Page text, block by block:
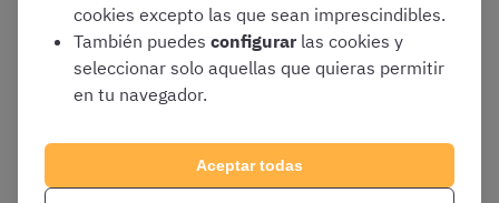
Su importe concreto dependerá, por tanto, del tipo de
puesto de Celador que desempeñéis y de vuestra
cookies excepto las que sean imprescindibles.
También puedes configurar las cookies y
seleccionar solo aquellas que quieras permitir
en tu navegador.
Aceptar todas